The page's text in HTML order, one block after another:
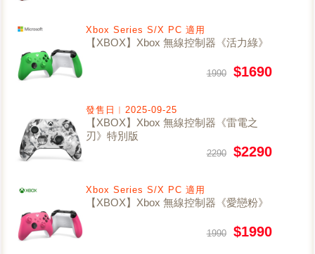
Xbox Series S/X PC 適用
【XBOX】Xbox 無線控制器《活力綠》
1990 $1690
發售日︱2025-09-25
【XBOX】Xbox 無線控制器《雷電之
刃》特別版
2290 $2290
Xbox Series S/X PC 適用
【XBOX】Xbox 無線控制器《愛戀粉》
1990 $1990